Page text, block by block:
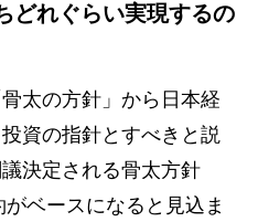
どれぐらい実現するの
太の方針」から日本経
資の指針とすべきと説
決定される骨太方針
ベースになると見込ま